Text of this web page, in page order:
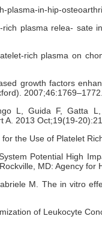
plasma-in-hip-
plasma relea- sate
rich plasma on
growth factors
2007;46:1769–1772.
L, Guida F, Gatta
2013 Oct;19(19-
the Use of Platelet
Potential High
MD: Agency
M. The in vitro
of Leukocyte